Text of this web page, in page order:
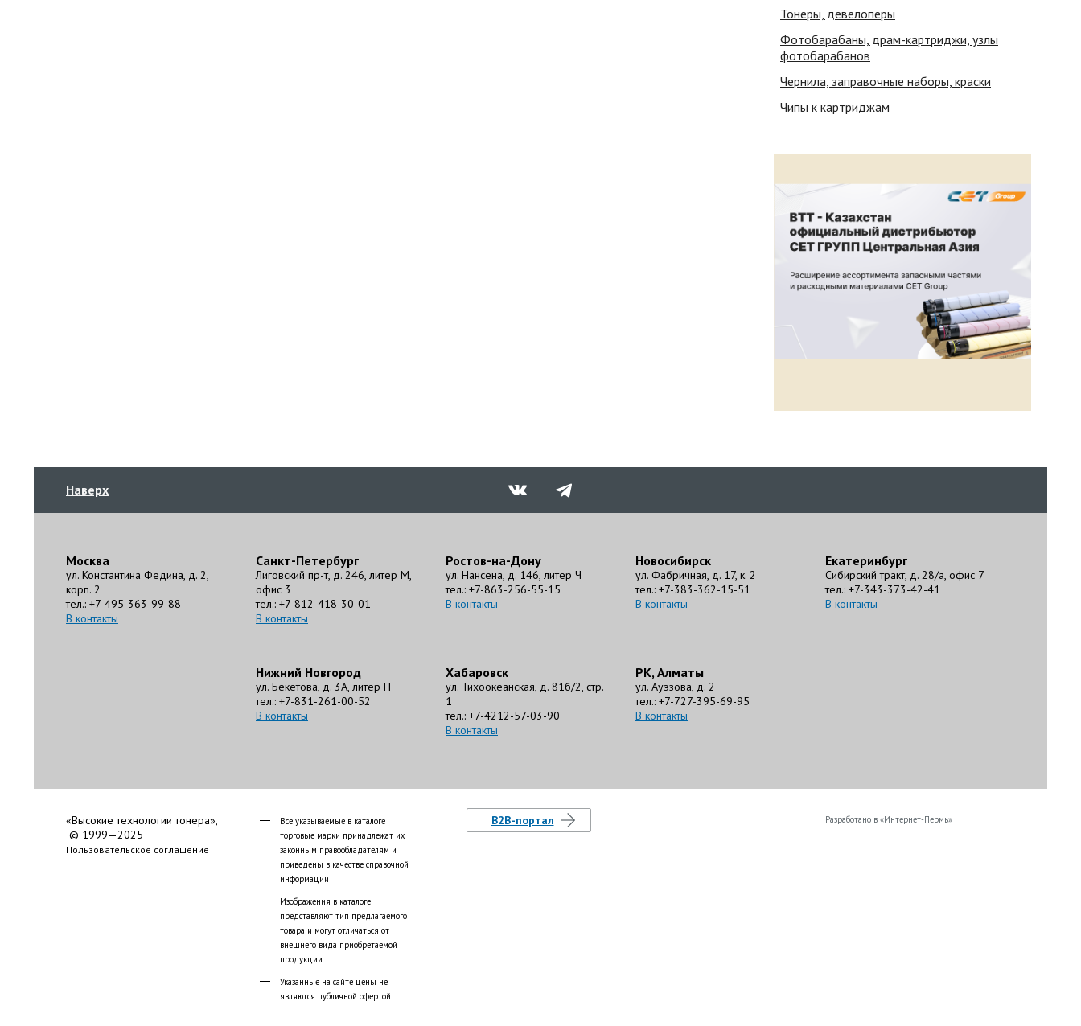
Тонеры, девелоперы
Фотобарабаны, драм-картриджи, узлы
фотобарабанов
Чернила, заправочные наборы, краски
Чипы к картриджам
Наверх
Москва
ул. Константина Федина, д. 2,
корп. 2
тел.: +7-495-363-99-88
В контакты
Санкт-Петербург
Лиговский пр-т, д. 246, литер М,
офис 3
тел.: +7-812-418-30-01
В контакты
Ростов-на-Дону
ул. Нансена, д. 146, литер Ч
тел.: +7-863-256-55-15
В контакты
Новосибирск
ул. Фабричная, д. 17, к. 2
тел.: +7-383-362-15-51
В контакты
Екатеринбург
Сибирский тракт, д. 28/а, офис 7
тел.: +7-343-373-42-41
В контакты
Нижний Новгород
ул. Бекетова, д. 3А, литер П
тел.: +7-831-261-00-52
В контакты
Хабаровск
ул. Тихоокеанская, д. 81б/2, стр.
1
тел.: +7-4212-57-03-90
В контакты
РК, Алматы
ул. Ауэзова, д. 2
тел.: +7-727-395-69-95
В контакты
«Высокие технологии тонера»,
© 1999—2025
Пользовательское соглашение
Все указываемые в каталоге
торговые марки принадлежат их
законным правообладателям и
приведены в качестве справочной
информации
Изображения в каталоге
представляют тип предлагаемого
товара и могут отличаться от
внешнего вида приобретаемой
продукции
Указанные на сайте цены не
являются публичной офертой
B2B-портал Разработано в «Интернет-Пермь»